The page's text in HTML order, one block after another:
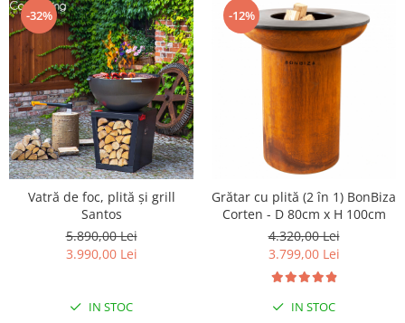
-32%
Vatră de foc, plită și grill
Santos
5.890,00 Lei
3.990,00 Lei
IN STOC
-12%
Grătar cu plită (2 în 1) BonBiza
Corten - D 80cm x H 100cm
4.320,00 Lei
3.799,00 Lei
IN STOC